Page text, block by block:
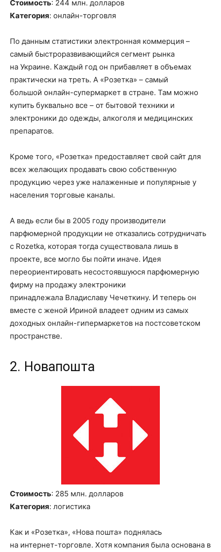
Стоимость: 244 млн. долларов
Категория: онлайн-торговля
По данным статистики электронная коммерция –
самый быстроразвивающийся сегмент рынка
на Украине. Каждый год он прибавляет в объемах
практически на треть. А «Розетка» – самый
большой онлайн-супермаркет в стране. Там можно
купить буквально все – от бытовой техники и
электроники до одежды, алкоголя и медицинских
препаратов.
Кроме того, «Розетка» предоставляет свой сайт для
всех желающих продавать свою собственную
продукцию через уже налаженные и популярные у
населения торговые каналы.
А ведь если бы в 2005 году производители
парфюмерной продукции не отказались сотрудничать
с Rozetka, которая тогда существовала лишь в
проекте, все могло бы пойти иначе. Идея
переориентировать несостоявшуюся парфюмерную
фирму на продажу электроники
принадлежала Владиславу Чечеткину. И теперь он
вместе с женой Ириной владеет одним из самых
доходных онлайн-гипермаркетов на постсоветском
пространстве.
2. Новапошта
Стоимость: 285 млн. долларов
Категория: логистика
Как и «Розетка», «Нова пошта» поднялась
на интернет-торговле. Хотя компания была основана в